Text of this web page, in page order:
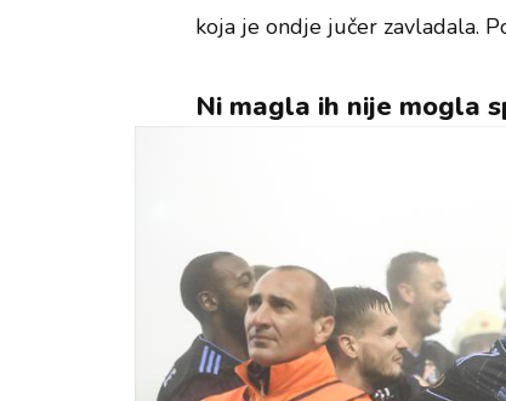
koja je ondje jučer zavladala.
Ni magla ih nije mogla